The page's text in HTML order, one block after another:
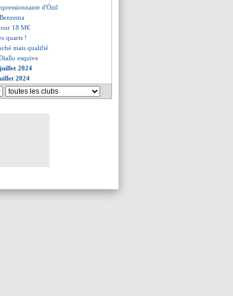
d'Özil
18 M€
quarts !
mais qualifié
esquive
2024
2024